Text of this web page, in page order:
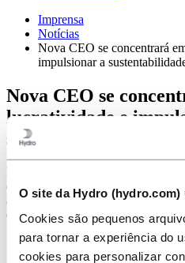
O site da Hydro (hydro.com)
Cookies são pequenos
para tornar a experiência do
cookies para personalizar
Imprensa
Notícias
Nova CEO se concentrará
impulsionar a
Nova CEO se
lucratividade e
sustentabilidade
Hilde Merete Aasheim assumiu o
da Hydro na quarta-feira, com o
acelerar a iniciativa da empresa de
de produtos e soluções avançadas